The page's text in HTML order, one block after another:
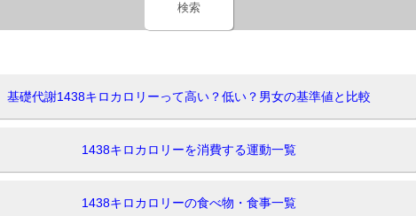
検索
基礎代謝1438キロカロリーって高い？低い？男女の基準値と比較
1438キロカロリーを消費する運動一覧
1438キロカロリーの食べ物・食事一覧